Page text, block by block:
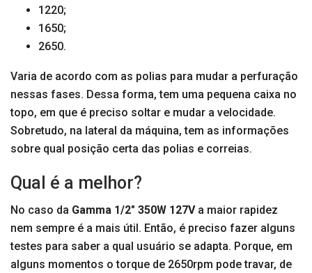
1220;
1650;
2650.
Varia de acordo com as polias para mudar a perfuração
nessas fases. Dessa forma, tem uma pequena caixa no
topo, em que é preciso soltar e mudar a velocidade.
Sobretudo, na lateral da máquina, tem as informações
sobre qual posição certa das polias e correias.
Qual é a melhor?
No caso da Gamma 1/2″ 350W 127V a maior rapidez
nem sempre é a mais útil. Então, é preciso fazer alguns
testes para saber a qual usuário se adapta. Porque, em
alguns momentos o torque de 2650rpm pode travar, de